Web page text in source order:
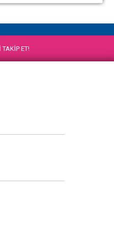
TAKİP ET!